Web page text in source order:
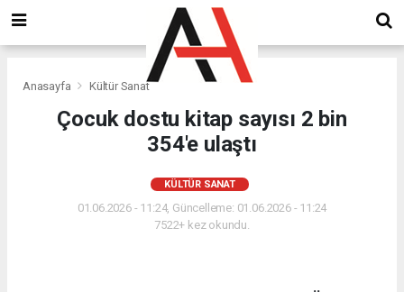
Anasayfa Kültür Sanat
Çocuk dostu kitap sayısı 2 bin
354'e ulaştı
KÜLTÜR SANAT
01.06.2026 - 11:24, Güncelleme: 01.06.2026 - 11:24
7522+ kez okundu.